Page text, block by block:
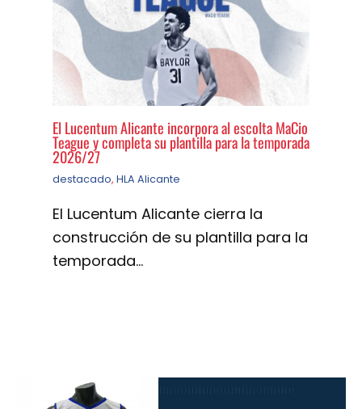
El Lucentum Alicante incorpora al escolta MaCio
Teague y completa su plantilla para la temporada
2026/27
destacado, HLA Alicante
El Lucentum Alicante cierra la
construcción de su plantilla para la
temporada…